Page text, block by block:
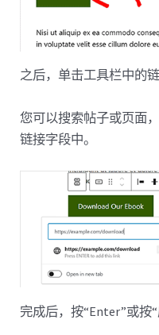
之后，单击工具栏中的
您可以搜索帖子或页面
链接字段中。
完成后，按“Enter”或按